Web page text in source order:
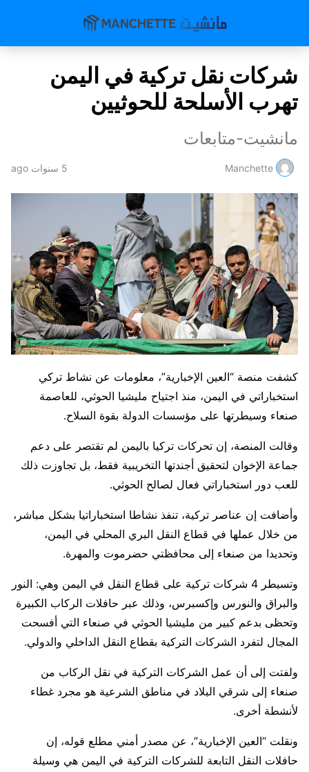
شركات نقل تركية في اليمن
تهرب الأسلحة للحوثيين
مانشيت-متابعات
Manchette 5 سنوات ago
كشفت منصة “العين الإخبارية”، معلومات عن نشاط تركي
استخباراتي في اليمن، منذ اجتياح مليشيا الحوثي، للعاصمة
صنعاء وسيطرتها على مؤسسات الدولة بقوة السلاح.
وقالت المنصة، إن تحركات تركيا باليمن لم تقتصر على دعم
جماعة الإخوان لتحقيق أجندتها التخريبية فقط، بل تجاوزت ذلك
للعب دور استخباراتي فعال لصالح الحوثي.
وأضافت إن عناصر تركية، تنفذ نشاطا استخباراتيا بشكل مباشر،
من خلال عملها في قطاع النقل البري المحلي في اليمن،
وتحديدا من صنعاء إلى محافظتي حضرموت والمهرة.
وتسيطر 4 شركات تركية على قطاع النقل في اليمن وهي: النور
والبراق والنورس وإكسبرس، وذلك عبر حافلات الركاب الكبيرة
وتحظى بدعم كبير من مليشيا الحوثي في صنعاء التي أفسحت
المجال لتفرد الشركات التركية بقطاع النقل الداخلي والدولي.
ولفتت إلى أن عمل الشركات التركية في نقل الركاب من
صنعاء إلى شرقي البلاد في مناطق الشرعية هو مجرد غطاء
لأنشطة أخرى.
ونقلت “العين الإخبارية”، عن مصدر أمني مطلع قوله، إن
حافلات النقل التابعة للشركات التركية في اليمن هي وسيلة